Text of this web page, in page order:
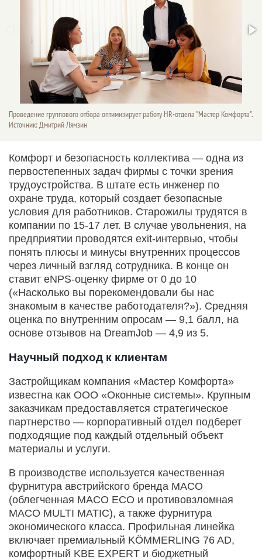
Проведение группового отбора оптимизирует работу HR-отдела "Мастер Комфорта".
Источник: Дмитрий Лямзин
Комфорт и безопасность коллектива — одна из
первостепенных задач фирмы с точки зрения
трудоустройства. В штате есть инженер по
охране труда, который создает безопасные
условия для работников. Старожилы трудятся в
компании по 15-17 лет. В случае увольнения, на
предприятии проводятся exit-интервью, чтобы
понять плюсы и минусы внутренних процессов
через личный взгляд сотрудника. В конце он
ставит eNPS-оценку фирме от 0 до 10
(«Насколько вы порекомендовали бы нас
знакомым в качестве работодателя?»). Средняя
оценка по внутренним опросам — 9,1 балл, на
основе отзывов на DreamJob — 4,9 из 5.
Научный подход к клиентам
Застройщикам компания «Мастер Комфорта»
известна как ООО «Оконные системы». Крупным
заказчикам предоставляется стратегическое
партнерство — корпоративный отдел подберет
подходящие под каждый отдельный объект
материалы и услуги.
В производстве используется качественная
фурнитура австрийского бренда MACO
(облегченная MACO ECO и противовзломная
MACO MULTI MATIC), а также фурнитура
экономического класса. Профильная линейка
включает премиальный KÖMMERLING 76 AD,
комфортный KBE EXPERT и бюджетный